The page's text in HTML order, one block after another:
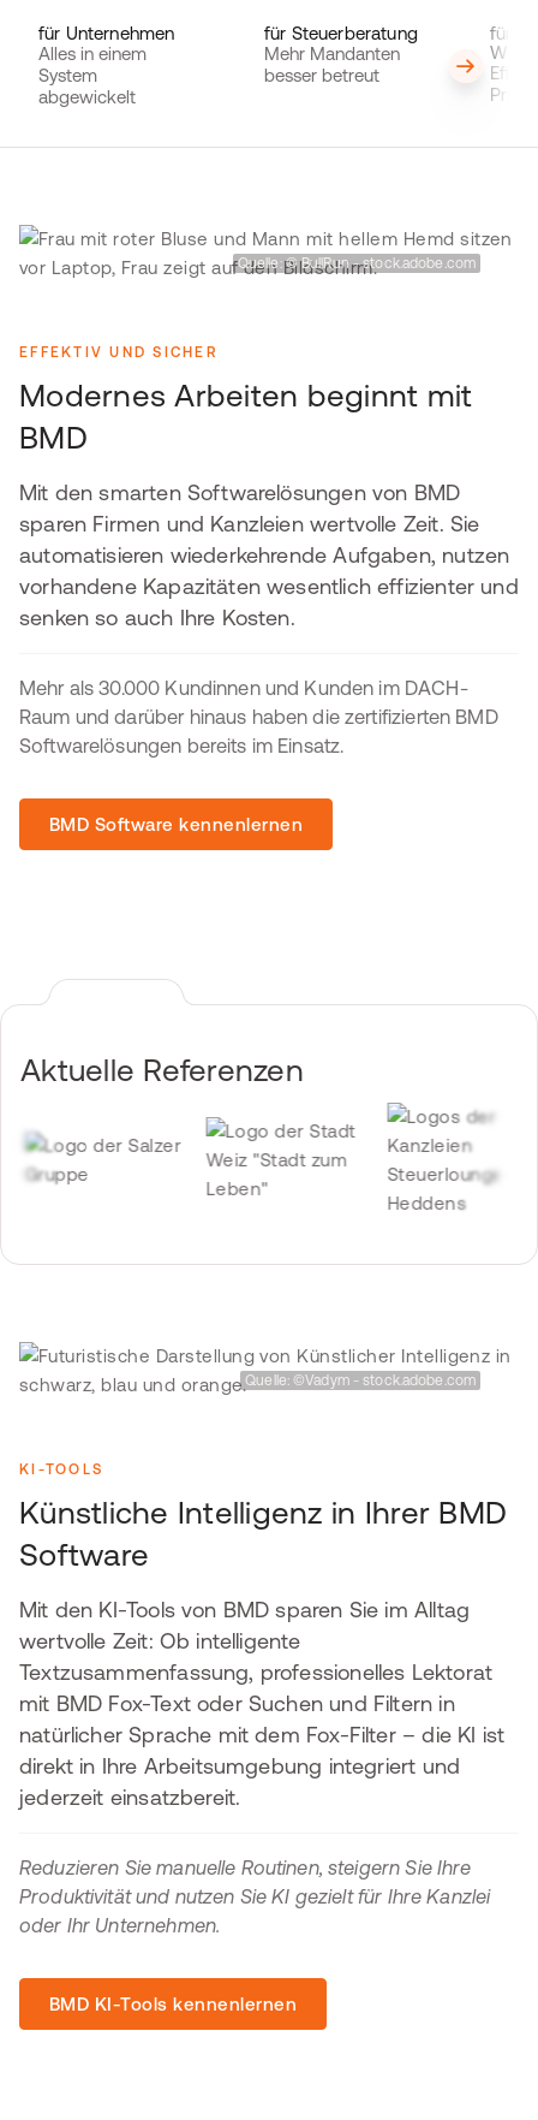
für Unternehmen
Alles in einem
System
abgewickelt
für Steuerberatung
Mehr Mandanten
besser betreut
für
Quelle: © BullRun - stock.adobe.com
EFFEKTIV UND SICHER
Modernes Arbeiten beginnt mit
BMD
Mit den smarten Softwarelösungen von BMD
sparen Firmen und Kanzleien wertvolle Zeit. Sie
automatisieren wiederkehrende Aufgaben, nutzen
vorhandene Kapazitäten wesentlich effizienter und
senken so auch Ihre Kosten.
Mehr als 30.000 Kundinnen und Kunden im DACH-
Raum und darüber hinaus haben die zertifizierten BMD
Softwarelösungen bereits im Einsatz.
BMD Software kennenlernen
Aktuelle Referenzen
Quelle: ©Vadym - stock.adobe.com
KI-TOOLS
Künstliche Intelligenz in Ihrer BMD
Software
Mit den KI-Tools von BMD sparen Sie im Alltag
wertvolle Zeit: Ob intelligente
Textzusammenfassung, professionelles Lektorat
mit BMD Fox-Text oder Suchen und Filtern in
natürlicher Sprache mit dem Fox-Filter – die KI ist
direkt in Ihre Arbeitsumgebung integriert und
jederzeit einsatzbereit.
Reduzieren Sie manuelle Routinen, steigern Sie Ihre
Produktivität und nutzen Sie KI gezielt für Ihre Kanzlei
oder Ihr Unternehmen.
BMD KI-Tools kennenlernen